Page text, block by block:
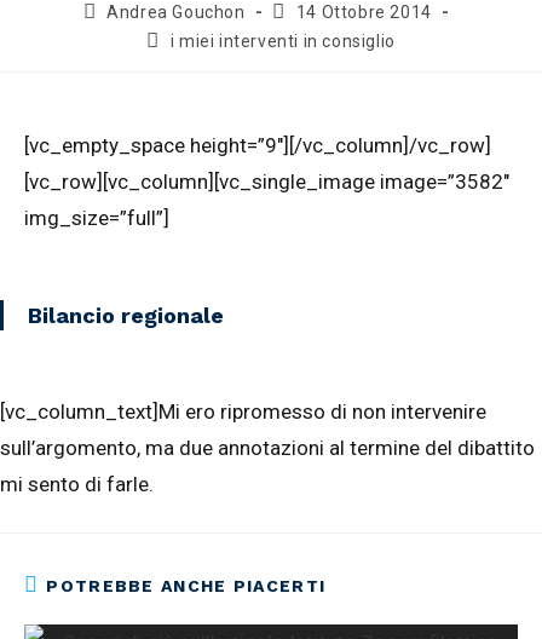
Andrea Gouchon
14 Ottobre 2014
i miei interventi in consiglio
[vc_empty_space height=”9″][/vc_column]/vc_row]
[vc_row][vc_column][vc_single_image image=”3582″
img_size=”full”]
Bilancio regionale
[vc_column_text]Mi ero ripromesso di non intervenire
sull’argomento, ma due annotazioni al termine del dibattito
mi sento di farle.
POTREBBE ANCHE PIACERTI